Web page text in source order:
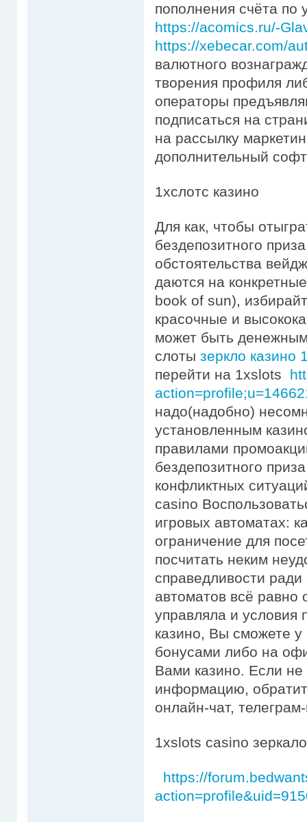
пополнения счёта по
https://acomics.ru/-
https://xebecar.com/
валютного
творения профиля
операторы
подписаться на
на рассылку
дополнительный
1xслотс казино
Для как, чтобы
бездепозитного
обстоятельства
даются на
book of sun),
красочные и
может быть
слоты зеркло казино
перейти на 1xslots
надо(надобно)
установленным
правилами
бездепозитного
конфликтных
casino
игровых автоматах:
ограничение для
посчитать неким
справедливости
автоматов всё равно
управляла и условия
казино, Вы сможете у
бонусами либо на
Вами казино. Если
информацию,
онлайн-чат,
1xslots casino зеркало
https://